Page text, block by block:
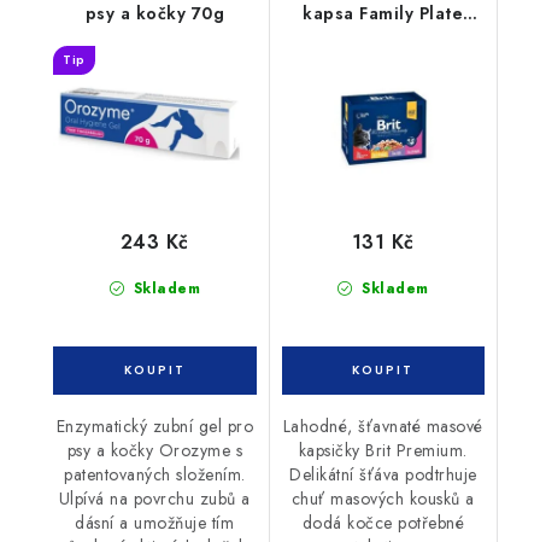
psy a kočky 70g
Tip
Skladem
243 Kč
Enzymatický zubní gel pro
psy a kočky Orozyme s
patentovaných složením.
Ulpívá na povrchu zubů a
dásní a umožňuje tím
kapsa Family Plate
Skladem
131 Kč
Lahodné, šťavnaté masové
kapsičky Brit Premium.
Delikátní šťáva podtrhuje
chuť masových kousků a
dodá kočce potřebné